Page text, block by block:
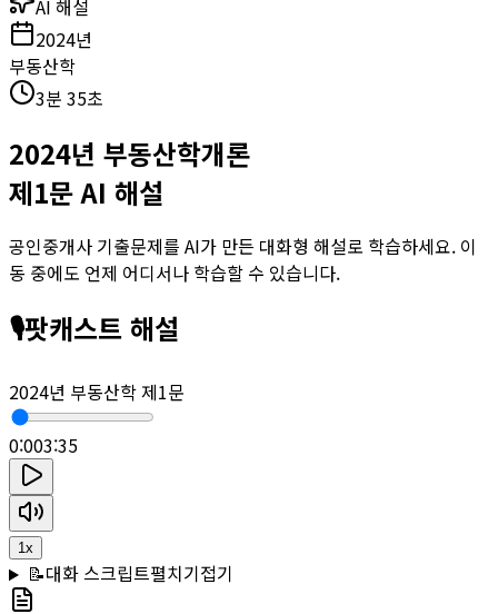
AI 해설
2024년
부동산학
3분 35초
2024년 부동산학개론
제1문 AI 해설
공인중개사 기출문제를 AI가 만든 대화형 해설로 학습하세요. 이
동 중에도 언제 어디서나 학습할 수 있습니다.
🎙️팟캐스트 해설
2024년 부동산학 제1문
0:003:35
1x
📝대화 스크립트펼치기접기